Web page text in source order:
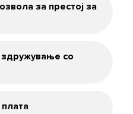
за престој за
со